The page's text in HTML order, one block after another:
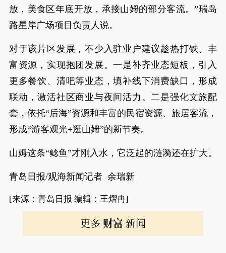
放，美食区年底开放，承接山姆的部分客流。”瑞岛
路星岸广场项目负责人说。
对于该片区发展，不少入驻业户建议趁热打铁、丰
富资源，实现抱团发展。一是补齐业态短板，引入
更多餐饮、清吧等业态，填补线下消费缺口，形成
联动，激活社区商业与夜间活力。二是强化文旅配
套，依托“后海”资源和丰富的民宿资源、旅居客流，
形成“游客观光+逛山姆”的新节奏。
山姆这条“鲶鱼”才刚入水，它泛起的涟漪还在扩大。
青岛日报/观海新闻记者 余瑞新
[来源：青岛日报 编辑：王熠冉]
更多 财富 新闻